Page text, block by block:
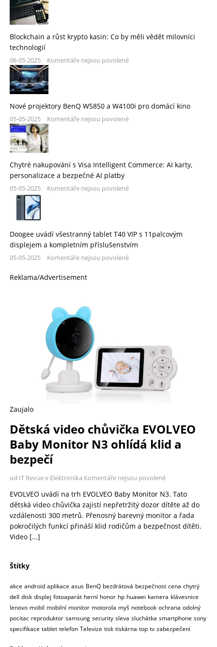
Blockchain a růst krypto kasin: Co by měli vědět milovníci
technologií
06-05-2025 Komentáře nejsou povolené
Nové projektory BenQ W5850 a W4100i pro domácí kino
05-05-2025 Komentáře nejsou povolené
Chytré nakupování s Visa Intelligent Commerce: AI karty,
personalizace a bezpečné AI platby
05-05-2025 Komentáře nejsou povolené
Doogee uvádí všestranný tablet T40 VIP s 11palcovým
displejem a kompletním příslušenstvím
05-05-2025 Komentáře nejsou povolené
Reklama/Advertisement
Zaujalo
Dětská video chůvička EVOLVEO
Baby Monitor N3 ohlídá klid a
bezpečí
od IT Revue v Elektronika Komentáře nejsou povolené
EVOLVEO uvádí na trh EVOLVEO Baby Monitor N3. Tato
dětská video chůvička zajistí nepřetržitý dozor dítěte až do
vzdálenosti 300 metrů. Přenosný barevný monitor a řada
pokročilých funkcí přináší klid rodičům a bezpečnost dítěti.
Video [...]
Štítky
akce android aplikace asus BenQ bezdrátová bezpečnost cena chytrý
dell disk displej fotoaparát herní honor hp huawei kamera klávesnice
lenovo mobil mobilní monitor motorola myš notebook ochrana odolný
pocitac reproduktor samsung security sleva sluchátka smartphone sony
specifikace tablet telefon Televize tisk tiskárna top tv zabezpečení